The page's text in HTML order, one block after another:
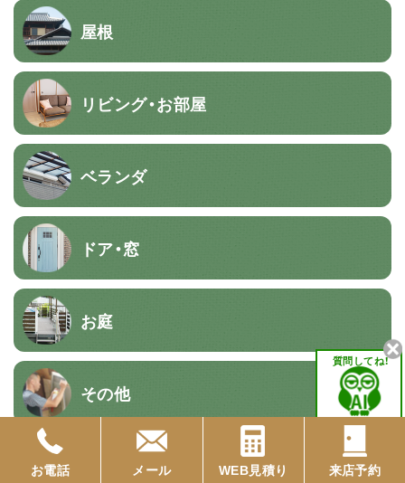
屋根
リビング・お部屋
ベランダ
ドア・窓
お庭
その他
建て替えと
お電話 メール WEB見積り 来店予約
質問してね！